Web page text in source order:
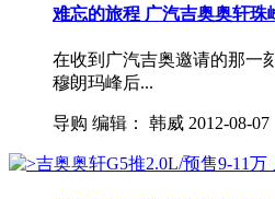
难忘的旅程 广汽吉奥奥轩珠
在收到广汽吉奥邀请的那一
穆朗玛峰后...
导购 编辑： 韩威 2012-08-07